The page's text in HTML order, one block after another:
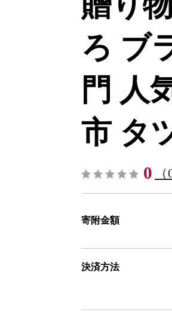
ろ ブ
門 人
市 タ
0 （
寄附金額
決済方法